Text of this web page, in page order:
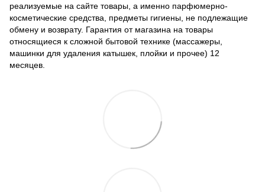
реализуемые на сайте товары, а именно парфюмерно-
косметические средства, предметы гигиены, не подлежащие
обмену и возврату. Гарантия от магазина на товары
относящиеся к сложной бытовой технике (массажеры,
машинки для удаления катышек, плойки и прочее) 12
месяцев.